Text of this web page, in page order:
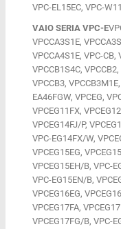
VPC-EL15EC, VPC-
VAIO SERIA VPC-E
VPCCA3S1E,
VPCCA4S1E, VPC-CB,
VPCCB1S4C,
VPCCB3,
EA46FGW, VPCEG,
VPCEG11FX,
VPCEG14FJ/P,
VPC-EG14FX/W,
VPCEG15EG,
VPCEG15EH/B, VPC-
VPC-EG15EN/B,
VPCEG16EG,
VPCEG17FA,
VPCEG17FG/B, VPC-